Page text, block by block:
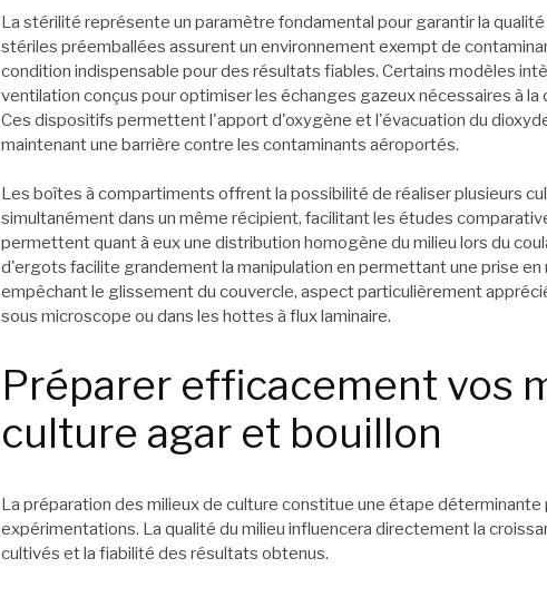
La stérilité représente un paramètre fondamental pour garantir la
stériles préemballées assurent un environnement exempt de
condition indispensable pour des résultats fiables. Certains modèles
ventilation conçus pour optimiser les échanges gazeux nécessaires à la
Ces dispositifs permettent l'apport d'oxygène et l'évacuation du
maintenant une barrière contre les contaminants aéroportés.
Les boîtes à compartiments offrent la possibilité de réaliser plusieurs
simultanément dans un même récipient, facilitant les études
permettent quant à eux une distribution homogène du milieu lors du
d'ergots facilite grandement la manipulation en permettant une prise en
empêchant le glissement du couvercle, aspect particulièrement
sous microscope ou dans les hottes à flux laminaire.
Préparer efficacement vos
culture agar et bouillon
La préparation des milieux de culture constitue une étape déterminante
expérimentations. La qualité du milieu influencera directement la
cultivés et la fiabilité des résultats obtenus.